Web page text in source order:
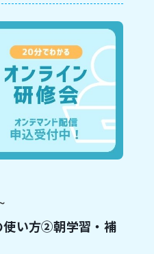
使い方②朝学習・補